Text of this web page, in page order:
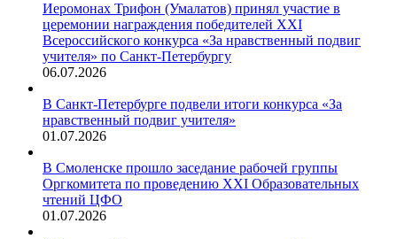
Иеромонах Трифон (Умалатов) принял участие в
церемонии награждения победителей XXI
Всероссийского конкурса «За нравственный подвиг
учителя» по Санкт-Петербургу
06.07.2026
В Санкт-Петербурге подвели итоги конкурса «За
нравственный подвиг учителя»
01.07.2026
В Смоленске прошло заседание рабочей группы
Оргкомитета по проведению XXI Образовательных
чтений ЦФО
01.07.2026